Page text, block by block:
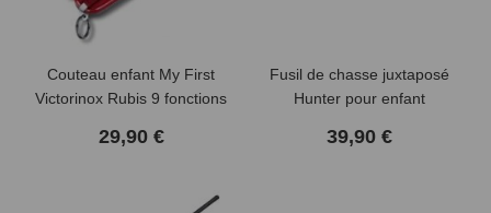
Couteau enfant My First
Victorinox Rubis 9 fonctions
29,90 €
Fusil de chasse juxtaposé
Hunter pour enfant
39,90 €